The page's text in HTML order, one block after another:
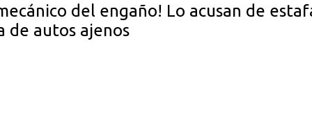
del engaño! Lo acusan de
de autos ajenos